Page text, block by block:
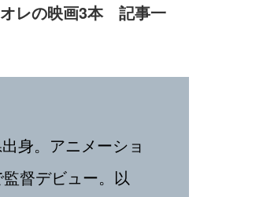
オレの映画3本 記事一
身。アニメーショ
督デビュー。以